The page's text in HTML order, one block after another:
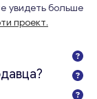
увидеть больше
проект.